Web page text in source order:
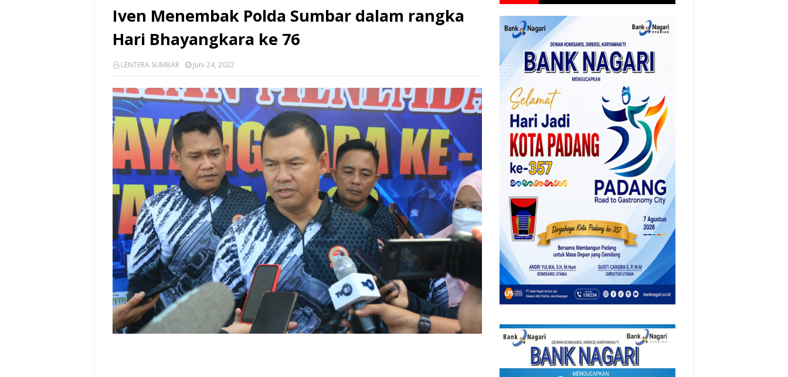
Iven Menembak Polda Sumbar dalam rangka
Hari Bhayangkara ke 76
LENTERA SUMBAR Juni 24, 2022